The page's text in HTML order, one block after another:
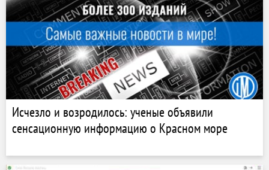
Исчезло и возродилось: ученые объявили
сенсационную информацию о Красном море